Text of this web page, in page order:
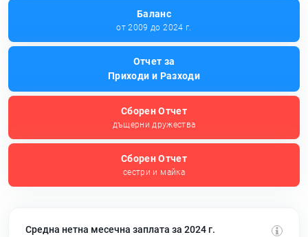
Баланс
от 2009 до 2024 г.
Отчет за
Приходи и Разходи
Сборен Отчет
дъщерни дружества
Сборен Отчет
сестри и майка
Средна нетна месечна заплата за 2024 г.